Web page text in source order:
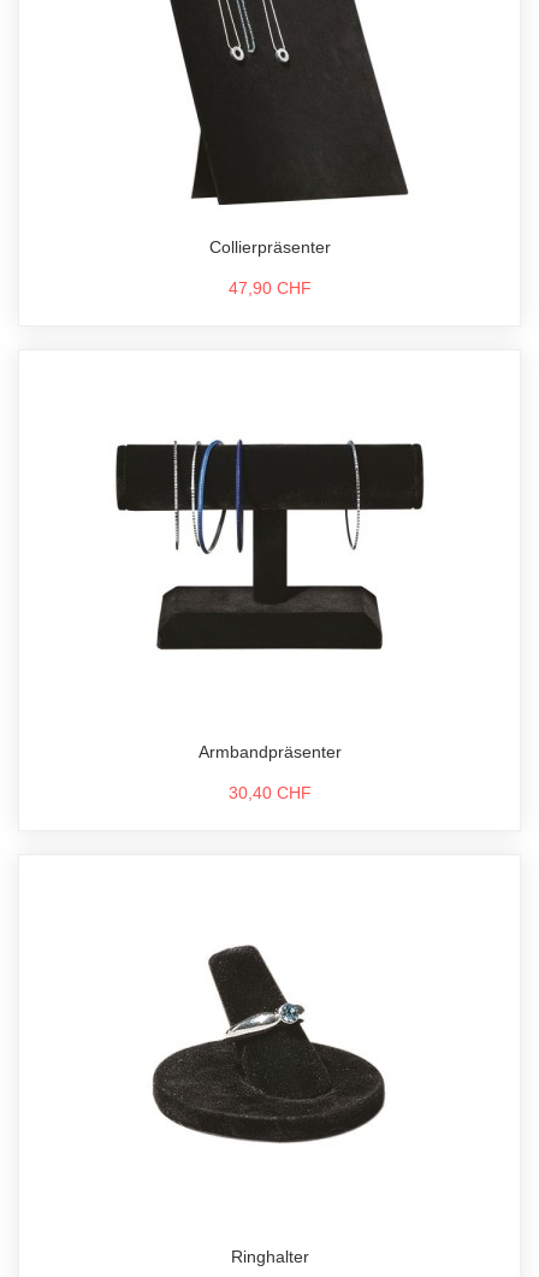
Collierpräsenter
47,90 CHF
Armbandpräsenter
30,40 CHF
Ringhalter